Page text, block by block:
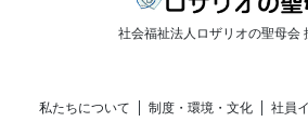
社会福祉法人ロザリオの聖母会
私たちについて 制度・環境・文化 社員